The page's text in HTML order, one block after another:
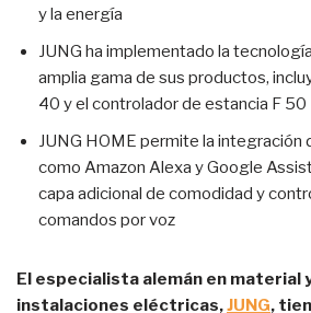
y la energía
JUNG ha implementado la
amplia gama de sus productos,
40 y el controlador de estancia F 50
JUNG HOME permite la integración
como Amazon Alexa y Google
capa adicional de comodidad y
comandos por voz
El especialista alemán en material
instalaciones eléctricas,JUNG,